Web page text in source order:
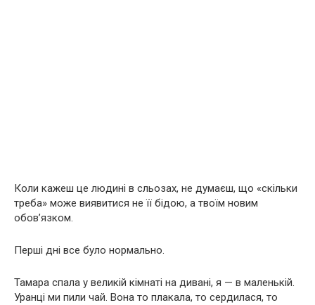
Коли кажеш це людині в сльозах, не думаєш, що «скільки
треба» може виявитися не її бідою, а твоїм новим
обов’язком.
Перші дні все було нормально.
Тамара спала у великій кімнаті на дивані, я — в маленькій.
Уранці ми пили чай. Вона то плакала, то сердилася, то